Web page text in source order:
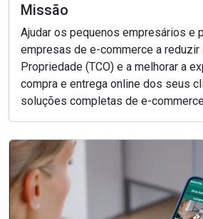
Missão
Ajudar os pequenos empresários e
empresas de e-commerce a reduzir
Propriedade (TCO) e a melhorar a
compra e entrega online dos seus
soluções completas de e-